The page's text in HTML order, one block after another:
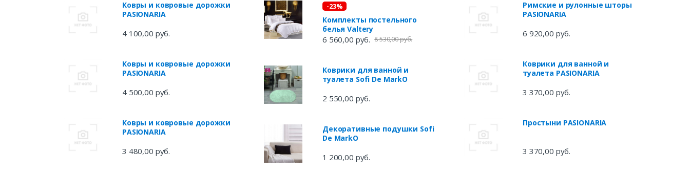
Ковры и ковровые дорожки
PASIONARIA
4 100,00 руб.
Ковры и ковровые дорожки
PASIONARIA
4 500,00 руб.
Ковры и ковровые дорожки
PASIONARIA
3 480,00 руб.
-23%
Комплекты постельного
белья Valtery
6 560,00 руб. 8 530,00 руб.
Коврики для ванной и
туалета Sofi De MarkO
2 550,00 руб.
Декоративные подушки Sofi
De MarkO
1 200,00 руб.
Римские и рулонные шторы
PASIONARIA
6 920,00 руб.
Коврики для ванной и
туалета PASIONARIA
3 370,00 руб.
Простыни PASIONARIA
3 370,00 руб.